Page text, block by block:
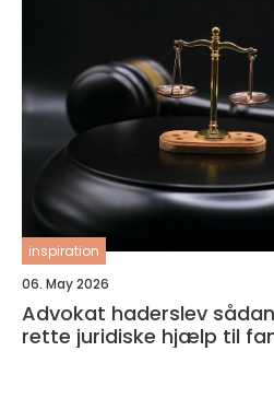
inspiration
06. May 2026
Advokat haderslev sådan vælger du den
rette juridiske hjælp til